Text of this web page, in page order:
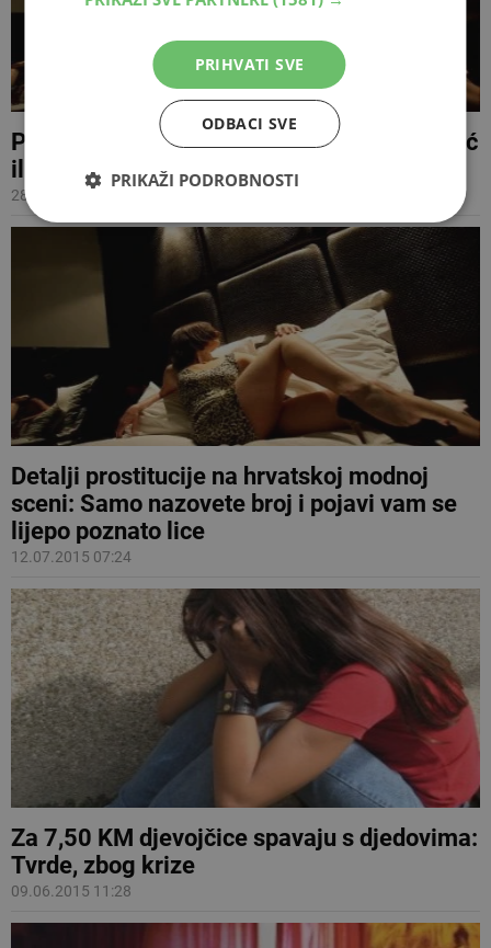
Prostitutke u Grčkoj nude usluge za sendvić
ili dva eura
28.11.2015 18:00
Detalji prostitucije na hrvatskoj modnoj
sceni: Samo nazovete broj i pojavi vam se
lijepo poznato lice
12.07.2015 07:24
Za 7,50 KM djevojčice spavaju s djedovima:
Tvrde, zbog krize
09.06.2015 11:28
PRIHVATI SVE
ODBACI SVE
PRIKAŽI PODROBNOSTI